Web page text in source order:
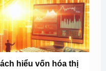
hiểu vốn hóa thị